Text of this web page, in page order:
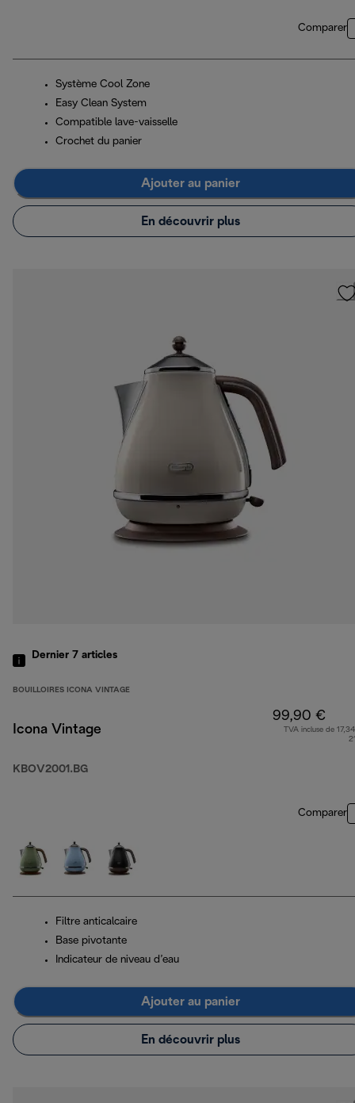
Comparer
Système Cool Zone
Easy Clean System
Compatible lave-vaisselle
Crochet du panier
Ajouter au panier
En découvrir plus
Dernier 7 articles
BOUILLOIRES ICONA VINTAGE
Icona Vintage
KBOV2001.BG
99,90 €
TVA incluse de
Comparer
Filtre anticalcaire
Base pivotante
Indicateur de niveau d’eau
Ajouter au panier
En découvrir plus